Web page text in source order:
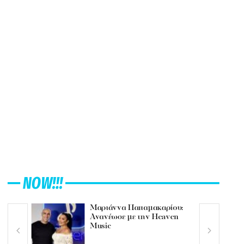
NOW!!!
Μαριάννα Παπαμακαρίου:
Ανανέωσε με την Heaven
Music